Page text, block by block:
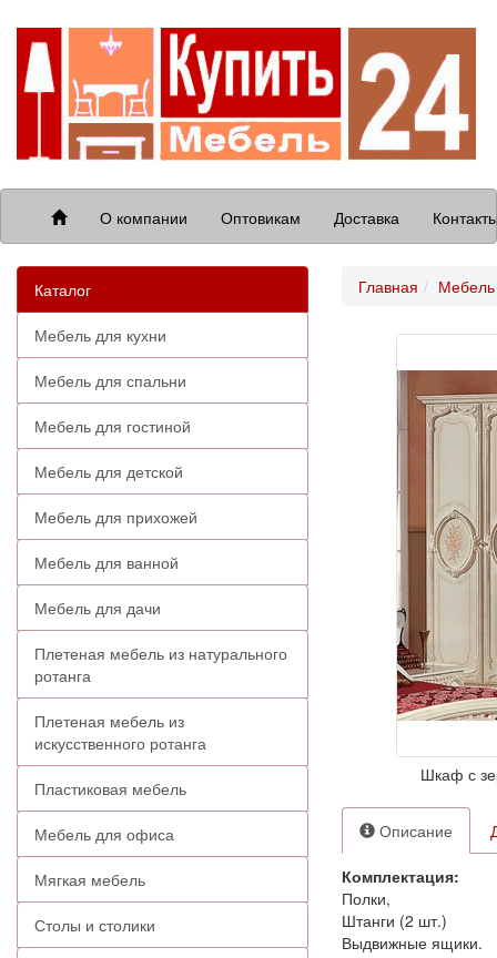
О компании Оптовикам Доставка
Каталог
Мебель для кухни
Мебель для спальни
Мебель для гостиной
Мебель для детской
Мебель для прихожей
Мебель для ванной
Мебель для дачи
Плетеная мебель из натурального
ротанга
Плетеная мебель из
искусственного ротанга
Пластиковая мебель
Мебель для офиса
Мягкая мебель
Столы и столики
Главная
Шкаф с
Описание
Комплектация:
Полки,
Штанги (2 шт.)
Выдвижные ящики.